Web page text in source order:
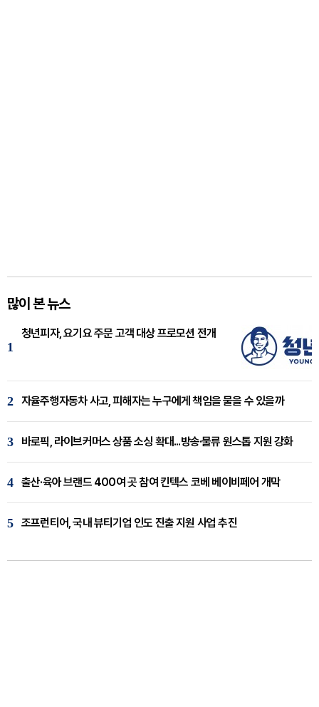
많이 본 뉴스
1
청년피자, 요기요 주문 고객 대상 프로모션 전개
2 자율주행자동차 사고, 피해자는 누구에게 책임을 물을 수 있을까
3 바로픽, 라이브커머스 상품 소싱 확대...방송·물류 원스톱 지원 강화
4 출산·육아 브랜드 400여 곳 참여 킨텍스 코베 베이비페어 개막
5 조프런티어, 국내 뷰티기업 인도 진출 지원 사업 추진